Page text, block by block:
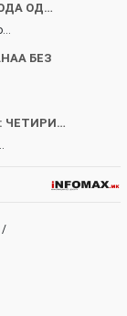
ОД…
БЕЗ
ЧЕТИРИ…
/